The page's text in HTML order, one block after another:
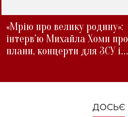
«Мрію про велику родину»:
інтерв'ю Михайла Хоми про
плани, концерти для ЗСУ і
ДОСЬЄ